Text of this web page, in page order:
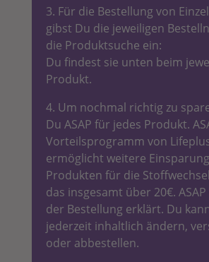
3. Für die Bestellung von
gibst Du die jeweiligen
die Produktsuche ein:
Du findest sie unten beim
Produkt.
4. Um nochmal richtig zu
Du ASAP für jedes Produkt.
Vorteilsprogramm von
ermöglicht weitere
Produkten für die
das insgesamt über 20€.
der Bestellung erklärt. Du
jederzeit inhaltlich ändern,
oder abbestellen.